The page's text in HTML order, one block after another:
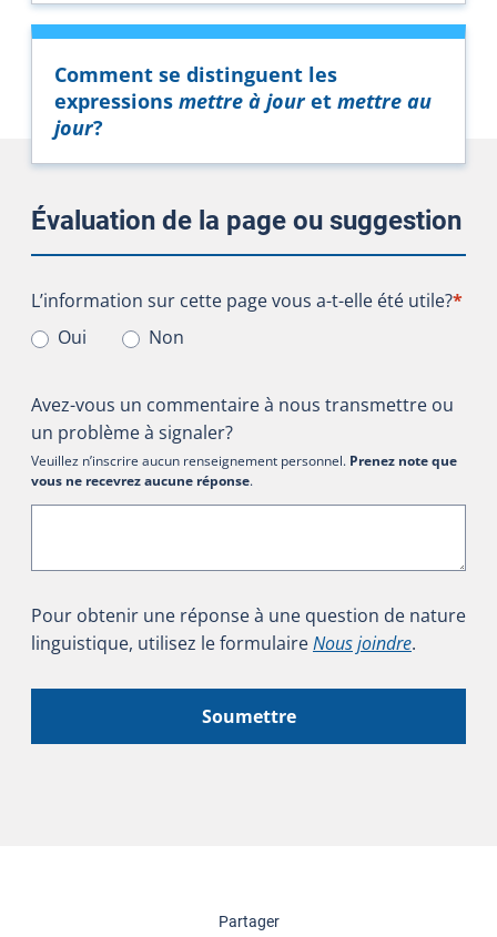
Comment se distinguent les
expressions mettre à jouret mettre au
jour?
Évaluation de la page ou suggestion
L’information sur cette page vous a-t-elle été utile?
L’information sur cette page vous a-t-elle été utile?*
Oui
Non
Avez-vous un commentaire à nous transmettre ou
un problème à signaler?
Veuillez n’inscrire aucun renseignement personnel. Prenez note que
vous ne recevrez aucune réponse.
Pour obtenir une réponse à une question de nature
linguistique, utilisez le formulaireNous joindre.
Soumettre
Partagercette page